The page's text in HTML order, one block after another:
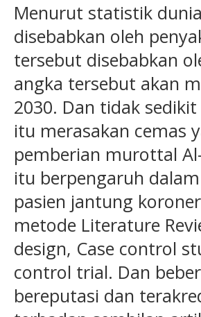
Menurut statistik
disebabkan oleh
tersebut disebabkan
angka tersebut akan
2030. Dan tidak
itu merasakan cemas
pemberian murottal
itu berpengaruh
pasien jantung
metode Literature
design, Case control
control trial. Dan
bereputasi dan